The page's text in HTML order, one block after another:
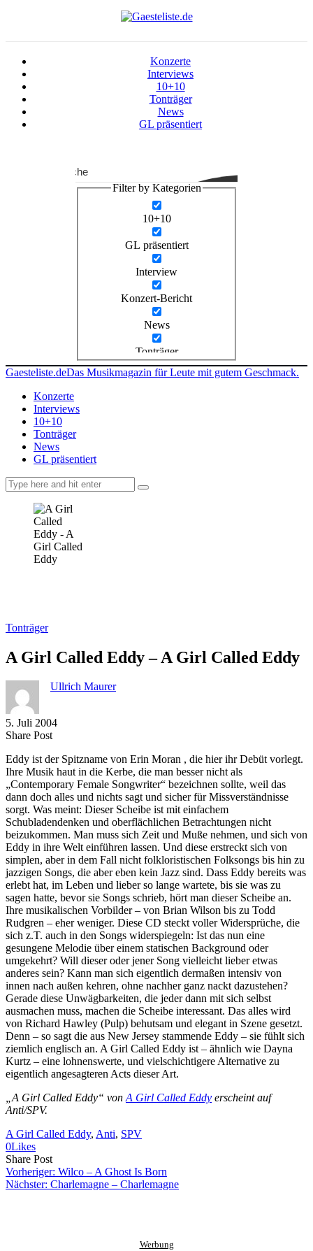
Konzerte
Interviews
10+10
Tonträger
News
GL präsentiert
Suche
Filter by Kategorien
10+10
GL präsentiert
Interview
Konzert-Bericht
News
Tonträger
Gaesteliste.deDas Musikmagazin für Leute mit gutem Geschmack.
Konzerte
Interviews
10+10
Tonträger
News
GL präsentiert
Tonträger
A Girl Called Eddy – A Girl Called Eddy
Ullrich Maurer
5. Juli 2004
Share PostShare
Facebook
Copy
to
clipboard
Send
via
eMail
Eddy ist der Spitzname von Erin Moran , die hier ihr Debüt vorlegt.
Ihre Musik haut in die Kerbe, die man besser nicht als
„Contemporary Female Songwriter“ bezeichnen sollte, weil das
dann doch alles und nichts sagt und sicher für Missverständnisse
sorgt. Was meint: Dieser Scheibe ist mit einfachem
Schubladendenken und oberflächlichen Betrachtungen nicht
beizukommen. Man muss sich Zeit und Muße nehmen, und sich von
Eddy in ihre Welt einführen lassen. Und diese erstreckt sich von
simplen, aber in dem Fall nicht folkloristischen Folksongs bis hin zu
jazzigen Songs, die aber eben kein Jazz sind. Dass Eddy bereits was
erlebt hat, im Leben und lieber so lange wartete, bis sie was zu
sagen hatte, bevor sie Songs schrieb, hört man dieser Scheibe an.
Ihre musikalischen Vorbilder – von Brian Wilson bis zu Todd
Rudgren – eher weniger. Diese CD steckt voller Widersprüche, die
sich z.T. auch in den Songs widerspiegeln: Ist das nun eine
gesungene Melodie über einem statischen Background oder
umgekehrt? Will dieser oder jener Song vielleicht lieber etwas
anderes sein? Kann man sich eigentlich dermaßen intensiv von
innen nach außen kehren, ohne nachher ganz nackt dazustehen?
Gerade diese Unwägbarkeiten, die jeder dann mit sich selbst
ausmachen muss, machen die Scheibe interessant. Das alles wird
von Richard Hawley (Pulp) behutsam und elegant in Szene gesetzt.
Denn – so sagt die aus New Jersey stammende Eddy – sie fühlt sich
ziemlich englisch an. A Girl Called Eddy ist – ähnlich wie Dayna
Kurtz – eine lohnenswerte, und vielschichtigere Alternative zu
eigentlich angesagteren Acts dieser Art.
„A Girl Called Eddy“ vonA Girl Called Eddy erscheint auf
Anti/SPV.
A Girl Called Eddy, Anti, SPV
0Likes
Share PostShare
on
Facebook
Copy
URL
to
Send
Link
via
Vorheriger: Wilco – A Ghost Is Born
Nächster: Charlemagne – Charlemagne
Werbung